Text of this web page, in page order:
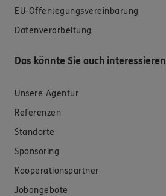
EU-Offenlegungsvereinbarung
Datenverarbeitung
Das könnte Sie auch interessieren
Unsere Agentur
Referenzen
Standorte
Sponsoring
Kooperationspartner
Jobangebote